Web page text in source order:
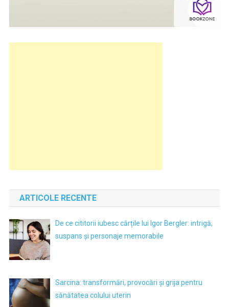
ARTICOLE RECENTE
De ce cititorii iubesc cărțile lui Igor Bergler: intrigă,
suspans și personaje memorabile
Sarcina: transformări, provocări și grija pentru
sănătatea colului uterin